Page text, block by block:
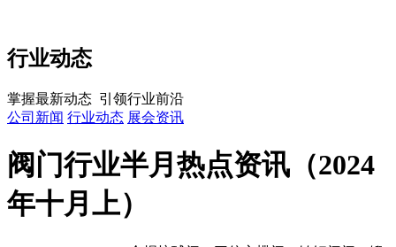
行业动态
掌握最新动态 引领行业前沿
公司新闻 行业动态 展会资讯
阀门行业半月热点资讯（2024
年十月上）